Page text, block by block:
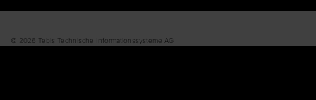
© 2026 Tebis Technische Informationssysteme AG